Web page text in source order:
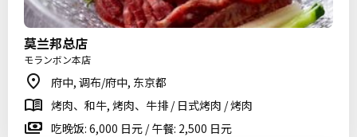
莫兰邦总店
モランボン本店
府中, 调布/府中, 东京都
烤肉、和牛, 烤肉、牛排 / 日式烤肉 / 烤肉
吃晚饭: 6,000 日元 / 午餐: 2,500 日元